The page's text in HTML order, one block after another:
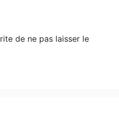
de ne pas laisser le